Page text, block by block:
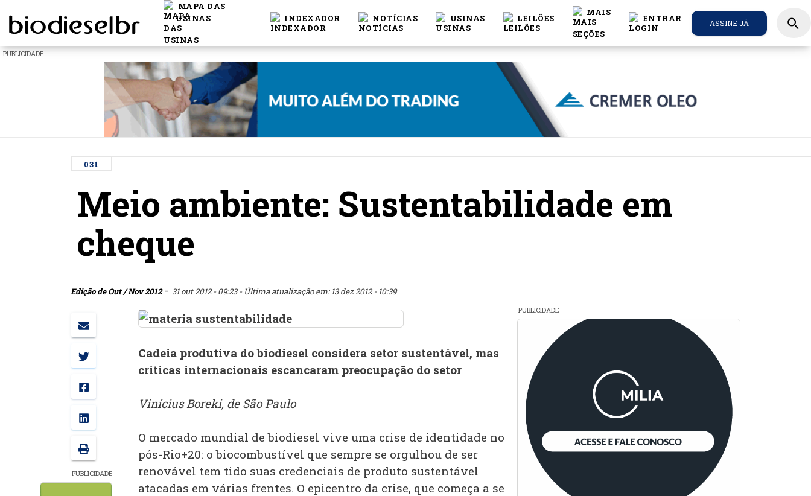
MAPA DAS
USINAS
INDEXADOR NOTÍCIAS USINAS LEILÕES
MAIS
ENTRAR ASSINE JÁ search
PUBLICIDADE
031
Meio ambiente: Sustentabilidade em
cheque
Edição de Out / Nov 2012- 31 out 2012 - 09:23 - Última atualização em: 13 dez 2012 - 10:39
PUBLICIDADE
Cadeia produtiva do biodiesel considera setor sustentável, mas
críticas internacionais escancaram preocupação do setor
Vinícius Boreki, de São Paulo
O mercado mundial de biodiesel vive uma crise de identidade no
pós-Rio+20: o biocombustível que sempre se orgulhou de ser
renovável tem tido suas credenciais de produto sustentável
atacadas em várias frentes. O epicentro da crise, que começa a se
PUBLICIDADE